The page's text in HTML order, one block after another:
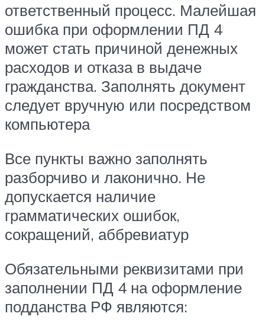
ответственный процесс. Малейшая
ошибка при оформлении ПД 4
может стать причиной денежных
расходов и отказа в выдаче
гражданства. Заполнять документ
следует вручную или посредством
компьютера
Все пункты важно заполнять
разборчиво и лаконично. Не
допускается наличие
грамматических ошибок,
сокращений, аббревиатур
Обязательными реквизитами при
заполнении ПД 4 на оформление
подданства РФ являются: